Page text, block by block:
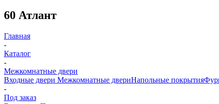
60 Атлант
Главная
-
Каталог
-
Межкомнатные двери
Входные двери Межкомнатные двериНапольные покрытия
-
Под заказ